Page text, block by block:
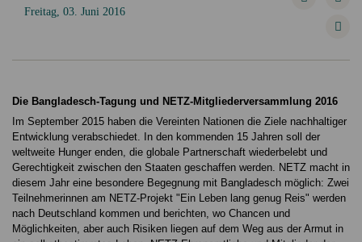
Freitag, 03. Juni 2016
Die Bangladesch-Tagung und NETZ-Mitgliederversammlung 2016
Im September 2015 haben die Vereinten Nationen die Ziele nachhaltiger
Entwicklung verabschiedet. In den kommenden 15 Jahren soll der
weltweite Hunger enden, die globale Partnerschaft wiederbelebt und
Gerechtigkeit zwischen den Staaten geschaffen werden. NETZ macht in
diesem Jahr eine besondere Begegnung mit Bangladesch möglich: Zwei
Teilnehmerinnen am NETZ-Projekt "Ein Leben lang genug Reis" werden
nach Deutschland kommen und berichten, wo Chancen und
Möglichkeiten, aber auch Risiken liegen auf dem Weg aus der Armut in